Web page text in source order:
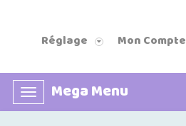
Réglage Mon Compte
Basculer
la
Mega Menu